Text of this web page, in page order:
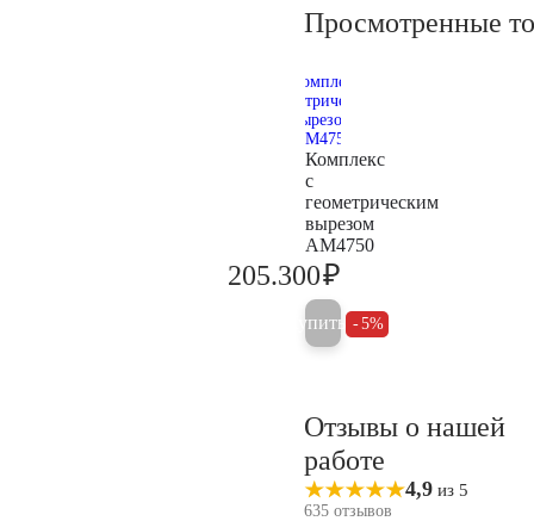
Просмотренные
Комплекс
с
геометрическим
вырезом
AM4750
205.300₽
Купить 5%
Отзывы о нашей
работе
4,9 из 5
635 отзывов